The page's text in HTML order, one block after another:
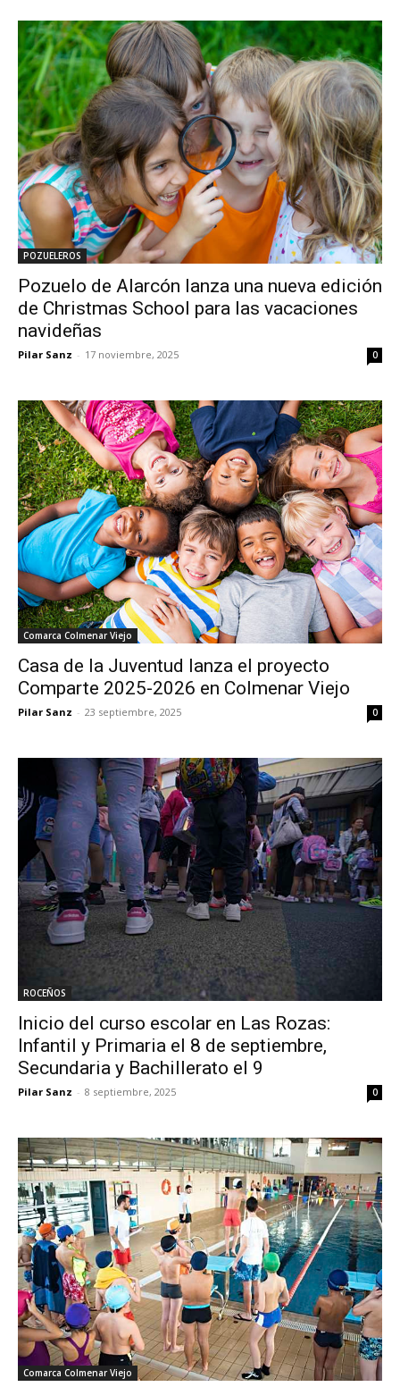
POZUELEROS
Pozuelo de Alarcón lanza una nueva edición
de Christmas School para las vacaciones
navideñas
Pilar Sanz - 17 noviembre, 2025 0
Comarca Colmenar Viejo
Casa de la Juventud lanza el proyecto
Comparte 2025-2026 en Colmenar Viejo
Pilar Sanz - 23 septiembre, 2025 0
ROCEÑOS
Inicio del curso escolar en Las Rozas:
Infantil y Primaria el 8 de septiembre,
Secundaria y Bachillerato el 9
Pilar Sanz - 8 septiembre, 2025 0
Comarca Colmenar Viejo